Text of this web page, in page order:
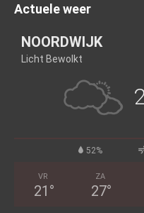
Actuele weer
NOORDWIJK
Licht Bewolkt
52%
VR
21 °
ZA
27°